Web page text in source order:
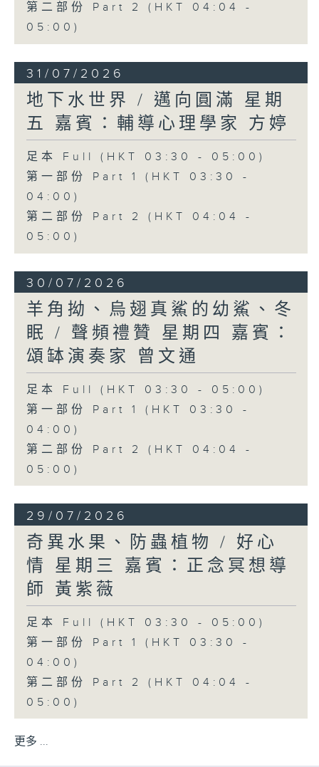
第二部份 Part 2 (HKT 04:04 -
05:00)
31/07/2026
地下水世界 / 邁向圓滿 星期
五 嘉賓：輔導心理學家 方婷
足本 Full (HKT 03:30 - 05:00)
第一部份 Part 1 (HKT 03:30 -
04:00)
第二部份 Part 2 (HKT 04:04 -
05:00)
30/07/2026
羊角拗、烏翅真鯊的幼鯊、冬
眠 / 聲頻禮贊 星期四 嘉賓：
頌缽演奏家 曾文通
足本 Full (HKT 03:30 - 05:00)
第一部份 Part 1 (HKT 03:30 -
04:00)
第二部份 Part 2 (HKT 04:04 -
05:00)
29/07/2026
奇異水果、防蟲植物 / 好心
情 星期三 嘉賓：正念冥想導
師 黃紫薇
足本 Full (HKT 03:30 - 05:00)
第一部份 Part 1 (HKT 03:30 -
04:00)
第二部份 Part 2 (HKT 04:04 -
05:00)
更多 ...